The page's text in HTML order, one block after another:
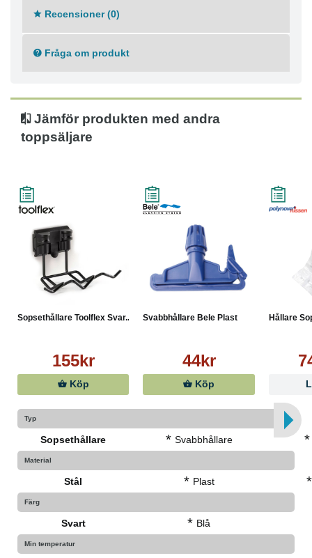
Recensioner (0)
Fråga om produkt
Jämför produkten med andra
toppsäljare
Sopsethållare Toolflex Svar...
155kr
Köp
Svabbhållare Bele Plast
44kr
Köp
Hållare
Typ
Sopsethållare * Svabbhållare *
Material
Stål * Plast *
Färg
Svart * Blå
Min temperatur